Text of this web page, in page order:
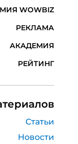
WOWBIZ
РЕКЛАМА
АКАДЕМИЯ
РЕЙТИНГ
Статьи
Новости